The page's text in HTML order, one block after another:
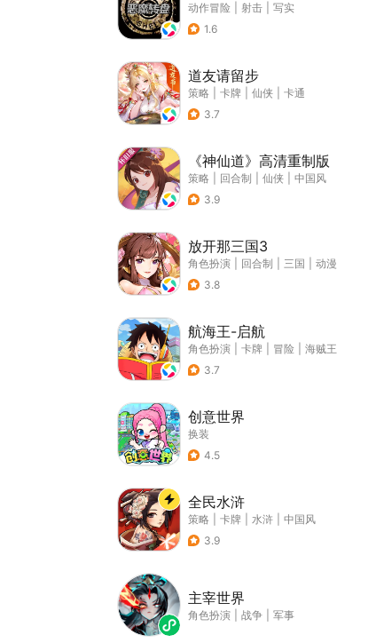
动作冒险 射击
写实
1.6
道友请留步
策略 卡牌 仙侠
卡通
3.7
《神仙道》高清重制版
策略 回合制 仙侠
中国风
3.9
放开那三国3
角色扮演 回合制 三国
动漫
3.8
航海王-启航
角色扮演 卡牌 冒险
海贼王
3.7
创意世界
换装
4.5
全民水浒
策略 卡牌 水浒
中国风
3.9
主宰世界
角色扮演 战争 军事